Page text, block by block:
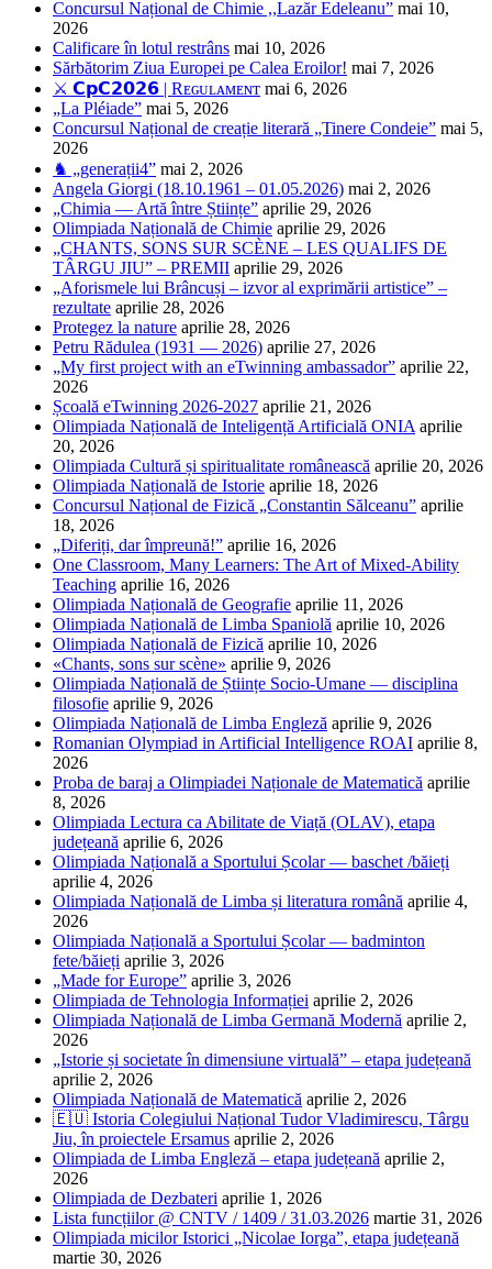
Concursul Național de Chimie ,,Lazăr Edeleanu” mai 10,
2026
Calificare în lotul restrâns mai 10, 2026
Sărbătorim Ziua Europei pe Calea Eroilor! mai 7, 2026
⚔️ 𝗖𝗽𝗖𝟮𝟬𝟮𝟲 | Rᴇɢᴜʟᴀᴍᴇɴᴛ mai 6, 2026
„La Pléiade” mai 5, 2026
Concursul Național de creație literară „Tinere Condeie” mai 5,
2026
♞ „generații4” mai 2, 2026
Angela Giorgi (18.10.1961 – 01.05.2026) mai 2, 2026
„Chimia — Artă între Științe” aprilie 29, 2026
Olimpiada Națională de Chimie aprilie 29, 2026
„CHANTS, SONS SUR SCÈNE – LES QUALIFS DE
TÂRGU JIU” – PREMII aprilie 29, 2026
„Aforismele lui Brâncuși – izvor al exprimării artistice” –
rezultate aprilie 28, 2026
Protegez la nature aprilie 28, 2026
Petru Rădulea (1931 — 2026) aprilie 27, 2026
„My first project with an eTwinning ambassador” aprilie 22,
2026
Școală eTwinning 2026-2027 aprilie 21, 2026
Olimpiada Națională de Inteligență Artificială ONIA aprilie
20, 2026
Olimpiada Cultură și spiritualitate românească aprilie 20, 2026
Olimpiada Națională de Istorie aprilie 18, 2026
Concursul Național de Fizică „Constantin Sălceanu” aprilie
18, 2026
„Diferiți, dar împreună!” aprilie 16, 2026
One Classroom, Many Learners: The Art of Mixed-Ability
Teaching aprilie 16, 2026
Olimpiada Națională de Geografie aprilie 11, 2026
Olimpiada Națională de Limba Spaniolă aprilie 10, 2026
Olimpiada Națională de Fizică aprilie 10, 2026
«Chants, sons sur scène» aprilie 9, 2026
Olimpiada Națională de Științe Socio-Umane — disciplina
filosofie aprilie 9, 2026
Olimpiada Națională de Limba Engleză aprilie 9, 2026
Romanian Olympiad in Artificial Intelligence ROAI aprilie 8,
2026
Proba de baraj a Olimpiadei Naționale de Matematică aprilie
8, 2026
Olimpiada Lectura ca Abilitate de Viață (OLAV), etapa
județeană aprilie 6, 2026
Olimpiada Națională a Sportului Școlar — baschet /băieți
aprilie 4, 2026
Olimpiada Națională de Limba și literatura română aprilie 4,
2026
Olimpiada Națională a Sportului Școlar — badminton
fete/băieți aprilie 3, 2026
„Made for Europe” aprilie 3, 2026
Olimpiada de Tehnologia Informației aprilie 2, 2026
Olimpiada Națională de Limba Germană Modernă aprilie 2,
2026
„Istorie și societate în dimensiune virtuală” – etapa județeană
aprilie 2, 2026
Olimpiada Națională de Matematică aprilie 2, 2026
🇪🇺 Istoria Colegiului Național Tudor Vladimirescu, Târgu
Jiu, în proiectele Ersamus aprilie 2, 2026
Olimpiada de Limba Engleză – etapa județeană aprilie 2,
2026
Olimpiada de Dezbateri aprilie 1, 2026
Lista funcțiilor @ CNTV / 1409 / 31.03.2026 martie 31, 2026
Olimpiada micilor Istorici „Nicolae Iorga”, etapa județeană
martie 30, 2026